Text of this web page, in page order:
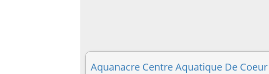
Aquanacre Centre Aquatique De